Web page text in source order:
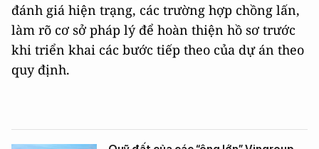
đánh giá hiện trạng, các trường hợp chồng lấn,
làm rõ cơ sở pháp lý để hoàn thiện hồ sơ trước
khi triển khai các bước tiếp theo của dự án theo
quy định.